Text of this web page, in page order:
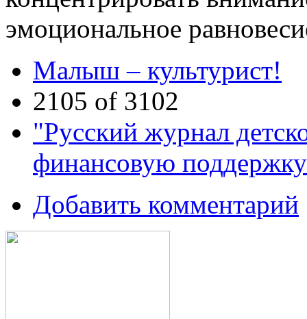
эмоциональное
Малыш – культурист!
2105 of 3102
"Русский журнал
финансовую
Добавить комментарий